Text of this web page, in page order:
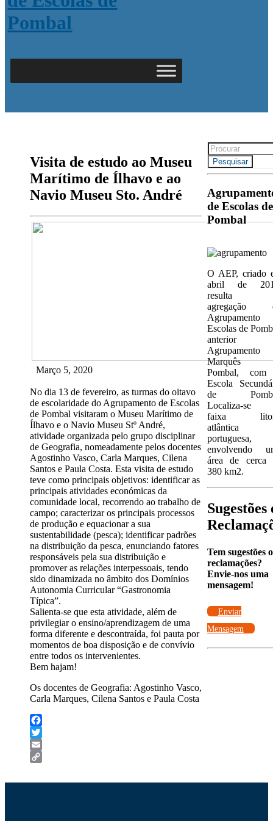
Visita de estudo ao Museu
Marítimo de Ílhavo e ao
Navio Museu Sto. André
Março 5, 2020
No dia 13 de fevereiro, as turmas do oitavo
de escolaridade do Agrupamento de Escolas
de Pombal visitaram o Museu Marítimo de
Ílhavo e o Navio Museu Stº André,
atividade organizada pelo grupo disciplinar
de Geografia, nomeadamente pelos docentes
Agostinho Vasco, Carla Marques, Cilena
Santos e Paula Costa. Esta visita de estudo
teve como principais objetivos: identificar as
principais atividades económicas da
comunidade local, recorrendo ao trabalho de
campo; caracterizar os principais processos
de produção e equacionar a sua
sustentabilidade (pesca); identificar padrões
na distribuição da pesca, enunciando fatores
responsáveis pela sua distribuição e
promover as relações interpessoais, tendo
sido dinamizada no âmbito dos Domínios
Autonomia Curricular “Gastronomia
Típica”.
Salienta-se que esta atividade, além de
privilegiar o ensino/aprendizagem de uma
forma diferente e descontraída, foi pauta por
momentos de boa disposição e de convívio
entre todos os intervenientes.
Bem hajam!
Os docentes de Geografia: Agostinho Vasco,
Carla Marques, Cilena Santos e Paula Costa
Facebook
Twitter
Email
Link
Search
for:Pesquisar
de Escolas de
Pombal
O AEP, criado
abril de
resulta
agregação
Agrupamento
Escolas de
anterior
Agrupamento
Marquês
Pombal,
Escola
de
Localiza-se
faixa
atlântica
portuguesa,
envolvendo
área de cerca
380 km2.
Sugestões
Tem sugestões
reclamações?
Envie-nos uma
mensagem!
Enviar
Mensagem